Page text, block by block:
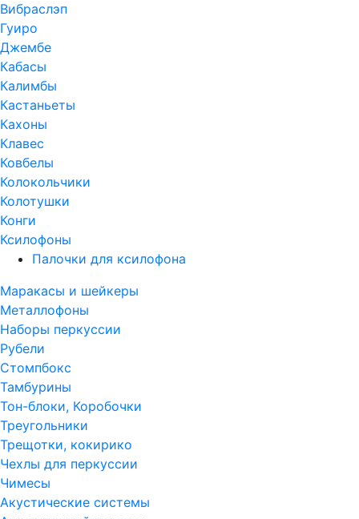
Вибраслэп
Гуиро
Джембе
Кабасы
Калимбы
Кастаньеты
Кахоны
Клавес
Ковбелы
Колокольчики
Колотушки
Конги
Ксилофоны
Палочки для ксилофона
Маракасы и шейкеры
Металлофоны
Наборы перкуссии
Рубели
Стомпбокс
Тамбурины
Тон-блоки, Коробочки
Треугольники
Трещотки, кокирико
Чехлы для перкуссии
Чимесы
Акустические системы